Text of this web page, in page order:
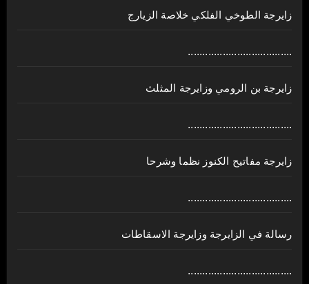
زايرجة الطوخي الفلكي خلاصة الزيارج
....................................
زايرجة بن الرومي وزايرجة المثلث
....................................
زايرجة مفاتيح الكنوز نظما وشرحا
....................................
رسالة في الزايرجة وزايرجة الاسقاطات
....................................